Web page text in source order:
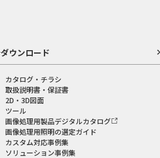
ダウンロード
カタログ・チラシ
取扱説明書・保証書
2D・3D図面
ツール
画像処理用製品デジタルカタログ
画像処理用照明の選定ガイド
カスタム対応事例集
ソリューション事例集